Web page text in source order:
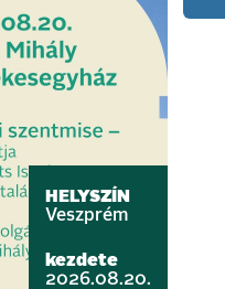
HELYSZÍN
Veszprém
kezdete
2026.08.20.